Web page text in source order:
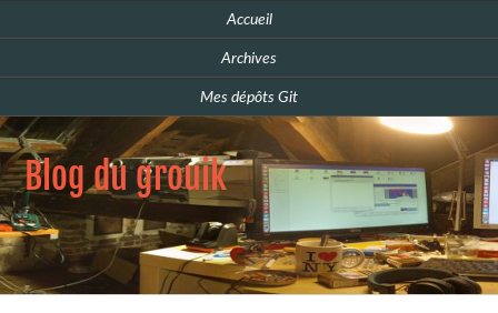
Accueil
Archives
Mes dépôts Git
Blog du grouik